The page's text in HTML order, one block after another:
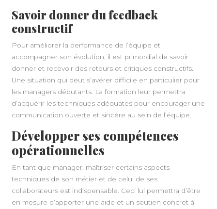
Savoir donner du feedback
constructif
Pour améliorer la performance de l’équipe et
accompagner son évolution, il est primordial de savoir
donner et recevoir des retours et critiques constructifs.
Une situation qui peut s’avérer difficile en particulier pour
les managers débutants. La formation leur permettra
d’acquérir les techniques adéquates pour encourager une
communication ouverte et sincère au sein de l’équipe.
Développer ses compétences
opérationnelles
En tant que manager, maîtriser certains aspects
techniques de son métier et de celui de ses
collaborateurs est indispensable. Ceci lui permettra d’être
en mesure d’apporter une aide et un soutien concret à